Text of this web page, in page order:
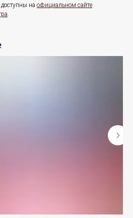
на официальном сайте
.